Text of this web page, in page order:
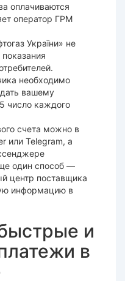
оплачиваются
оператор ГРМ
України» не
необходимо
вашему
число каждого
счета можно в
или Telegram, а
один способ —
центр поставщика
информацию в
и
в